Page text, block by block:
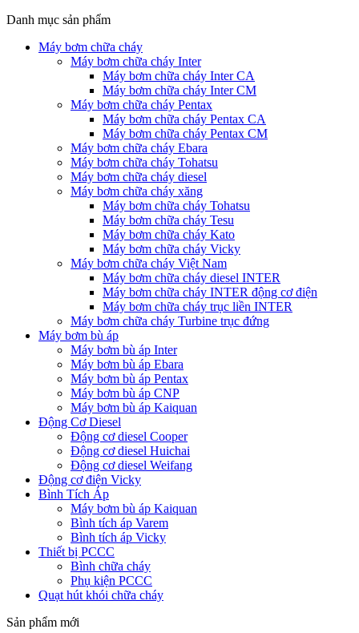
Danh mục sản phẩm
Máy bơm chữa cháy
Máy bơm chữa cháy Inter
Máy bơm chữa cháy Inter CA
Máy bơm chữa cháy Inter CM
Máy bơm chữa cháy Pentax
Máy bơm chữa cháy Pentax CA
Máy bơm chữa cháy Pentax CM
Máy bơm chữa cháy Ebara
Máy bơm chữa cháy Tohatsu
Máy bơm chữa cháy diesel
Máy bơm chữa cháy xăng
Máy bơm chữa cháy Tohatsu
Máy bơm chữa cháy Tesu
Máy bơm chữa cháy Kato
Máy bơm chữa cháy Vicky
Máy bơm chữa cháy Việt Nam
Máy bơm chữa cháy diesel INTER
Máy bơm chữa cháy INTER động cơ điện
Máy bơm chữa cháy trục liền INTER
Máy bơm chữa cháy Turbine trục đứng
Máy bơm bù áp
Máy bơm bù áp Inter
Máy bơm bù áp Ebara
Máy bơm bù áp Pentax
Máy bơm bù áp CNP
Máy bơm bù áp Kaiquan
Động Cơ Diesel
Động cơ diesel Cooper
Động cơ diesel Huichai
Động cơ diesel Weifang
Động cơ điện Vicky
Bình Tích Áp
Máy bơm bù áp Kaiquan
Bình tích áp Varem
Bình tích áp Vicky
Thiết bị PCCC
Bình chữa cháy
Phụ kiện PCCC
Quạt hút khói chữa cháy
Sản phẩm mới